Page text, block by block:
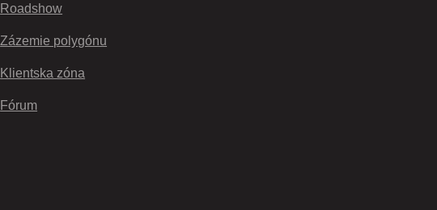
Roadshow
Zázemie polygónu
Klientska zóna
Fórum